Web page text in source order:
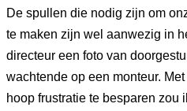
De spullen die nodig zijn om
te maken zijn wel aanwezig in
directeur een foto van
wachtende op een monteur.
hoop frustratie te besparen zou